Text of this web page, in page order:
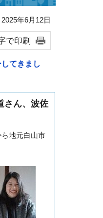
年6月12日
で印刷
てきまし
ん、波佐
地元白山市